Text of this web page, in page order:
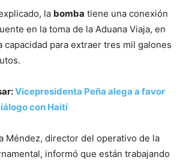
la bomba tiene una conexión
en la toma de la Aduana Viaja, en
capacidad para extraer tres mil galones
Vicepresidenta Peña alega a favor
con Haití
Méndez, director del operativo de la
informó que están trabajando